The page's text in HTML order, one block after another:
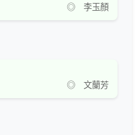
◎ 李玉顏
◎ 文蘭芳